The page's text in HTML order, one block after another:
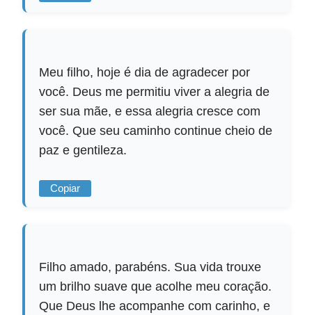
Meu filho, hoje é dia de agradecer por
você. Deus me permitiu viver a alegria de
ser sua mãe, e essa alegria cresce com
você. Que seu caminho continue cheio de
paz e gentileza.
Copiar
Filho amado, parabéns. Sua vida trouxe
um brilho suave que acolhe meu coração.
Que Deus lhe acompanhe com carinho, e